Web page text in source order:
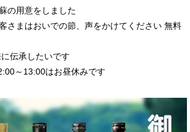
の用意をしました
さまはおいでの節、声をかけてください 無料
伝承したいです
～13:00はお昼休みです